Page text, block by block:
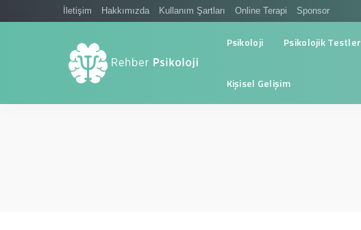
İletişim Hakkımızda Kullanım Şartları Online Terapi Sponsor
Psikoloji Psikolojik Testler
Kişisel Gelişim